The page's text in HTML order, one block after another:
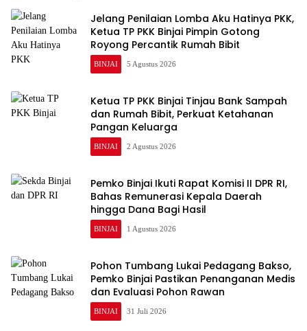
Jelang Penilaian Lomba Aku Hatinya PKK,
Ketua TP PKK Binjai Pimpin Gotong
Royong Percantik Rumah Bibit
BINJAI 5 Agustus 2026
Ketua TP PKK Binjai Tinjau Bank Sampah
dan Rumah Bibit, Perkuat Ketahanan
Pangan Keluarga
BINJAI 2 Agustus 2026
Pemko Binjai Ikuti Rapat Komisi II DPR RI,
Bahas Remunerasi Kepala Daerah
hingga Dana Bagi Hasil
BINJAI 1 Agustus 2026
Pohon Tumbang Lukai Pedagang Bakso,
Pemko Binjai Pastikan Penanganan Medis
dan Evaluasi Pohon Rawan
BINJAI 31 Juli 2026